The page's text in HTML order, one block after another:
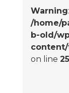
Warning
/home/
b-old/
on line 25